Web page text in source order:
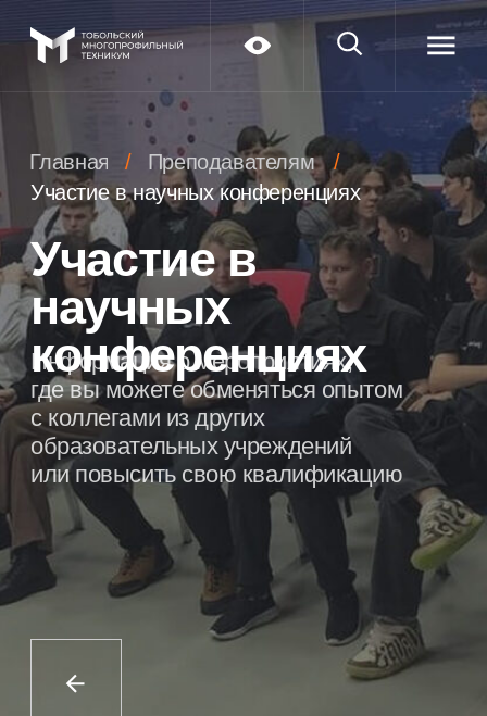
Участие в
научных
конференциях
Информация о мероприятиях,
где вы можете обменяться опытом
с коллегами из других
образовательных учреждений
или повысить свою квалификацию
Преподавателям
Участие в научных конференциях
Анонсы
грядущих